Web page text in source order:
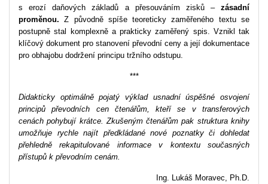
s erozí daňových základů a přesouváním zisků – zásadní
proměnou. Z původně spíše teoreticky zaměřeného textu se
postupně stal komplexně a prakticky zaměřený spis. Vznikl tak
klíčový dokument pro stanovení převodní ceny a její dokumentace
pro obhajobu dodržení principu tržního odstupu.
***
Didakticky optimálně pojatý výklad usnadní úspěšné osvojení
principů převodních cen čtenářům, kteří se v transferových
cenách pohybují krátce. Zkušeným čtenářům pak struktura knihy
umožňuje rychle najít předkládané nové poznatky či dohledat
přehledně rekapitulované informace v kontextu současných
přístupů k převodním cenám.
Ing. Lukáš Moravec, Ph.D.